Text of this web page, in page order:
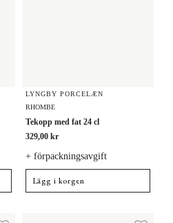
LYNGBY PORCELÆN
RHOMBE
Tekopp med fat 24 cl
329,00 kr
+ förpackningsavgift
Lägg i korgen